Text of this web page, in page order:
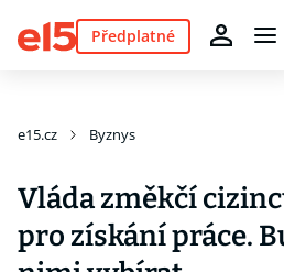
Předplatné
e15.cz Byznys
Vláda změkčí
pro získání práce.